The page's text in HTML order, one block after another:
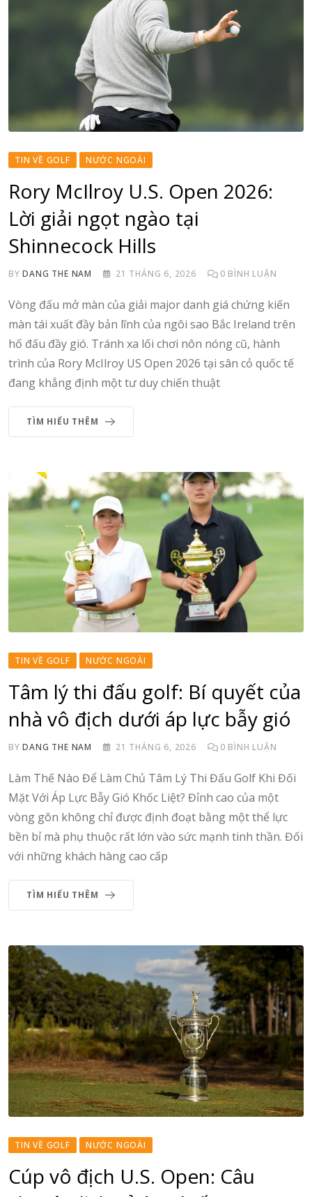
TIN VỀ GOLF NƯỚC NGOÀI
Rory McIlroy U.S. Open 2026:
Lời giải ngọt ngào tại
Shinnecock Hills
BYDANG THE NAM 21 THÁNG 6, 2026 0 BÌNH LUẬN
Vòng đấu mở màn của giải major danh giá chứng kiến
màn tái xuất đầy bản lĩnh của ngôi sao Bắc Ireland trên
hố đấu đầy gió. Tránh xa lối chơi nôn nóng cũ, hành
trình của Rory McIlroy US Open 2026 tại sân cỏ quốc tế
đang khẳng định một tư duy chiến thuật
TÌM HIỂU THÊM
TIN VỀ GOLF NƯỚC NGOÀI
Tâm lý thi đấu golf: Bí quyết của
nhà vô địch dưới áp lực bẫy gió
BYDANG THE NAM 21 THÁNG 6, 2026 0 BÌNH LUẬN
Làm Thế Nào Để Làm Chủ Tâm Lý Thi Đấu Golf Khi Đối
Mặt Với Áp Lực Bẫy Gió Khốc Liệt? Đỉnh cao của một
vòng gôn không chỉ được định đoạt bằng một thể lực
bền bỉ mà phụ thuộc rất lớn vào sức mạnh tinh thần. Đối
với những khách hàng cao cấp
TÌM HIỂU THÊM
TIN VỀ GOLF NƯỚC NGOÀI
Cúp vô địch U.S. Open: Câu